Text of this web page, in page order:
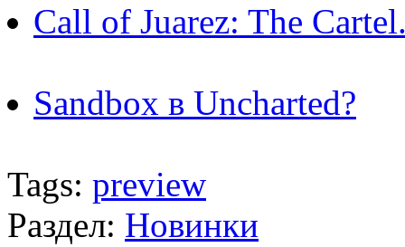
Call of Juarez: The
Sandbox в Uncharted?
Tags: preview
Раздел: Новинки